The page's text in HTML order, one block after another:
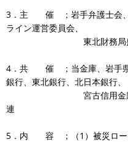
3．主 催 ；岩手弁護士会、
ライン運営委員会、
東北財務局盛岡
4．共 催 ；当金庫、岩手県
銀行、東北銀行、北日本銀行、
宮古信用金庫、ＪＡ
連
5．内 容 ；（1）被災ロー